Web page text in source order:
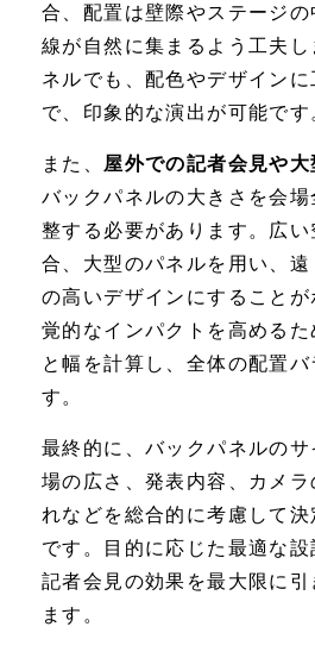
合、配置は壁際やステージの
線が自然に集まるよう工夫
ネルでも、配色やデザインに
で、印象的な演出が可能です
また、 屋外での記者会見や大
バックパネルの大きさを会場
整する必要があります。広
合、大型のパネルを用い、
の高いデザインにすることが
覚的なインパクトを高めるた
と幅を計算し、全体の配置バ
す。
最終的に、バックパネルの
場の広さ、発表内容、カメ
れなどを総合的に考慮して
です。目的に応じた最適な設
記者会見の効果を最大限に引
ます。